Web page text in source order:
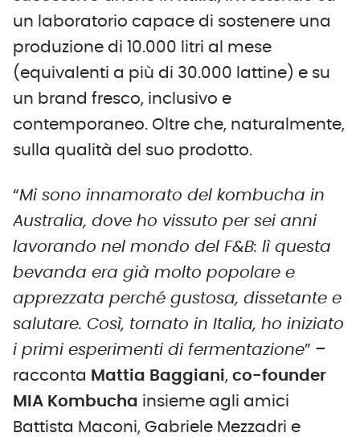
un laboratorio capace di sostenere una
produzione di 10.000 litri al mese
(equivalenti a più di 30.000 lattine) e su
un brand fresco, inclusivo e
contemporaneo. Oltre che, naturalmente,
sulla qualità del suo prodotto.
“Mi sono innamorato del kombucha in
Australia, dove ho vissuto per sei anni
lavorando nel mondo del F&B: lì questa
bevanda era già molto popolare e
apprezzata perché gustosa, dissetante e
salutare. Così, tornato in Italia, ho iniziato
i primi esperimenti di fermentazione” –
racconta Mattia Baggiani, co-founder
MIA Kombucha insieme agli amici
Battista Maconi, Gabriele Mezzadri e